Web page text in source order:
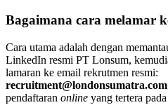
Bagaimana cara melamar
Cara utama adalah dengan
LinkedIn resmi PT Lonsum,
lamaran ke email rekrutmen resmi:
recruitment@londonsumatra.com
pendaftaran online yang tertera